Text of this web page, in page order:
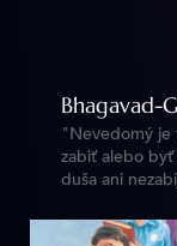
Bhagavad-
"Nevedomý je
zabiť alebo byť
duša ani